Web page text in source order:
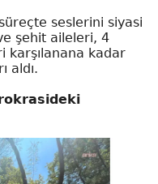
seslerini siyasi
şehit aileleri, 4
karşılanana kadar
aldı.